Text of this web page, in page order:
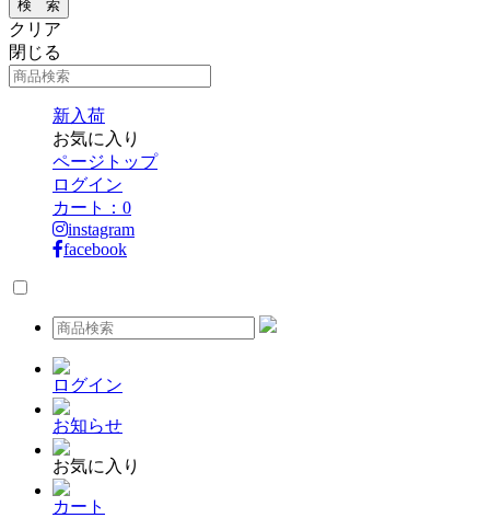
クリア
閉じる
新入荷
お気に入り
ページトップ
ログイン
カート： 0
instagram
facebook
ログイン
お知らせ
お気に入り
カート